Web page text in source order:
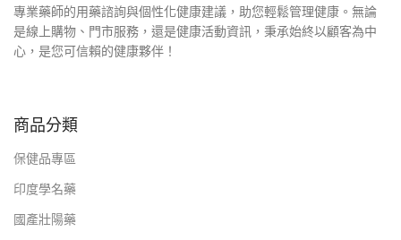
專業藥師的用藥諮詢與個性化健康建議，助您輕鬆管理健康。無論
是線上購物、門市服務，還是健康活動資訊，秉承始終以顧客為中
心，是您可信賴的健康夥伴！
商品分類
保健品專區
印度學名藥
國產壯陽藥